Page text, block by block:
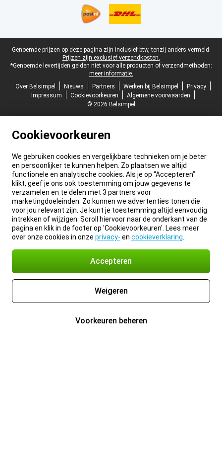
Juridische voettekst
Genoemde prijzen op deze pagina zijn inclusief btw, tenzij anders vermeld.
Prijzen zijn exclusief verzendkosten.
*Genoemde levertijden gelden niet voor alle producten of verzendmethoden:
meer informatie.
Over Belsimpel
Nieuws Partners Werken bij Belsimpel
Privacy
Impressum
Cookievoorkeuren
Algemene voorwaarden
© 2026 Belsimpel
Cookievoorkeuren
We gebruiken cookies en vergelijkbare technieken om je beter
en persoonlijker te kunnen helpen. Zo plaatsen we altijd
functionele en analytische cookies. Als je op “Accepteren”
klikt, geef je ons ook toestemming om jouw gegevens te
verzamelen en te delen met 3 partners voor
marketingdoeleinden. Zo kunnen we advertenties tonen die
voor jou relevant zijn. Je kunt je toestemming altijd eenvoudig
intrekken of wijzigen. Scroll hiervoor naar de onderkant van de
pagina en klik in de footer op 'Cookievoorkeuren'. Lees meer
over onze cookies in onze privacy- en cookieverklaring
Accepteren
Weigeren
Voorkeuren beheren